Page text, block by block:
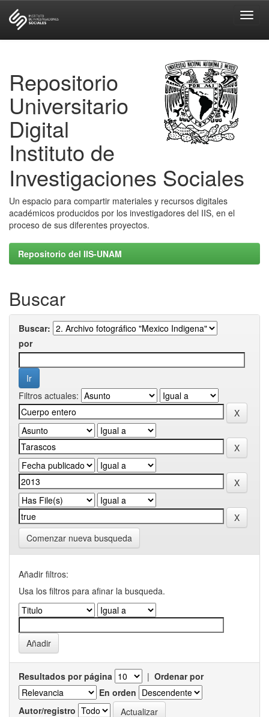
Repositorio
Universitario
Digital
Instituto de
Investigaciones Sociales
Un espacio para compartir materiales y recursos digitales
académicos producidos por los investigadores del IIS, en el
proceso de sus diferentes proyectos.
Repositorio del IIS-UNAM
Buscar
Buscar:
por
Filtros actuales:
Comenzar nueva busqueda
Añadir filtros:
Usa los filtros para afinar la busqueda.
Resultados por página | Ordenar por
En orden
Autor/registro